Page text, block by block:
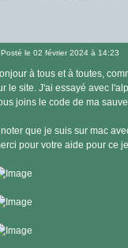
Posté le 02 février 2024 à 14:23
à tous et à toutes,
le site. J'ai essayé avec
joins le code de ma
que je suis sur mac
pour votre aide pour ce